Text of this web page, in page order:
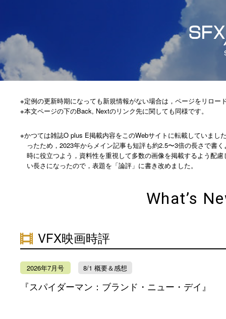
※定例の更新時期になっても新規情報がない場合は，ページをリロー
※本文ページの下のBack, Nextのリンク先に関しても同様です。
※かつては雑誌O plus E掲載内容をこのWebサイトに転載していまし
ったため，2023年からメイン記事も短評も約2.5〜3倍の長さで書
時に役立つよう，資料性を重視して多数の画像を掲載するよう配
い長さになったので，表題を「論評」に書き改めました。
What’s
VFX映画時評
2026年7月号 8/1 概要＆感想
『スパイダーマン：ブランド・ニュー・デイ』